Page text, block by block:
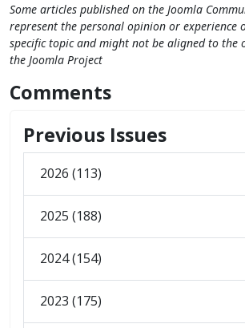
Some articles published on the Joomla
represent the personal opinion or experience
specific topic and might not be aligned to the
the Joomla Project
Comments
Previous Issues
2026 (113)
2025 (188)
2024 (154)
2023 (175)